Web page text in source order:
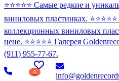
⭐️⭐️⭐️⭐️⭐️ Самые редкие и
виниловых пластинках.
коллекционных виниловых
цене. ⭐️⭐️⭐️⭐️⭐️ Галерея
(911) 955-77-67.
0